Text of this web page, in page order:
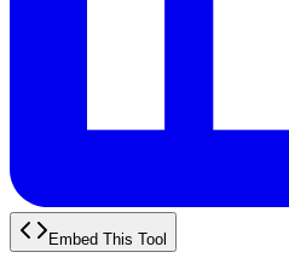
Embed This Tool